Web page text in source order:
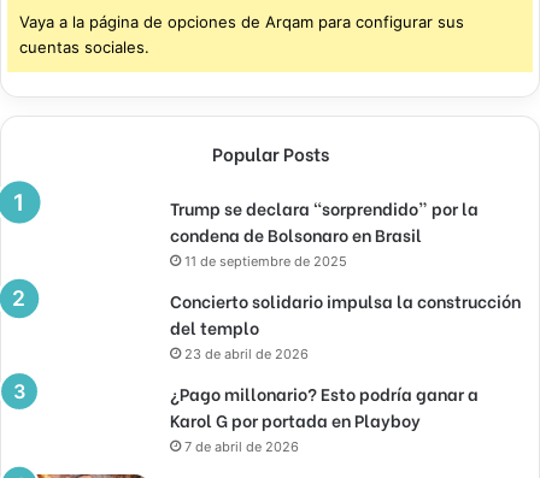
Vaya a la página de opciones de Arqam para configurar sus
cuentas sociales.
Popular Posts
Trump se declara “sorprendido” por la
condena de Bolsonaro en Brasil
11 de septiembre de 2025
Concierto solidario impulsa la construcción
del templo
23 de abril de 2026
¿Pago millonario? Esto podría ganar a
Karol G por portada en Playboy
7 de abril de 2026